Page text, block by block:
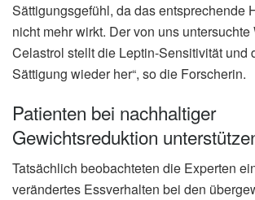
Sättigungsgefühl, da das entsprechende
nicht mehr wirkt. Der von uns untersuchte
Celastrol stellt die Leptin-Sensitivität und
Sättigung wieder her“, so die Forscherin.
Patienten bei nachhaltiger
Gewichtsreduktion
Tatsächlich beobachteten die Experten
verändertes Essverhalten bei den